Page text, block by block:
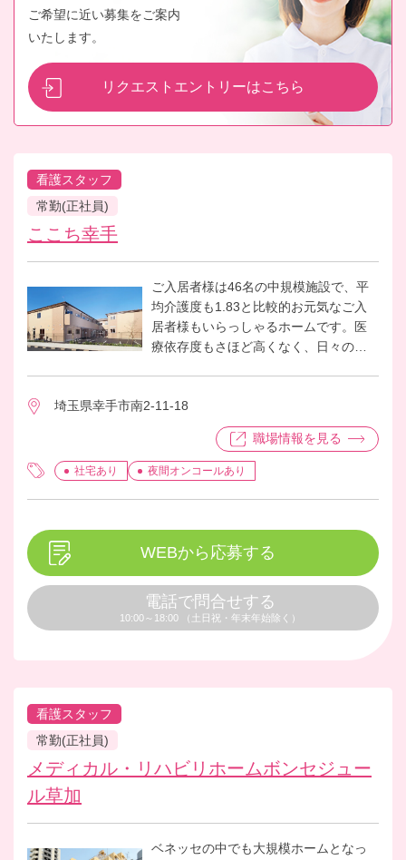
ご希望に近い募集をご案内
いたします。
リクエストエントリーはこちら
看護スタッフ
常勤(正社員)
ここち幸手
ご入居者様は46名の中規模施設で、平
均介護度も1.83と比較的お元気なご入
居者様もいらっしゃるホームです。医
療依存度もさほど高くなく、日々の健
ております。 働くスタッフ同士の仲も
良く、昨年度の退職率は0%で働きやす
い環境です。
埼玉県幸手市南2-11-18
職場情報を見る
社宅あり 夜間オンコールあり
WEBから応募する
電話で問合せする
10:00～18:00 （土日祝・年末年始除く）
看護スタッフ
常勤(正社員)
メディカル・リハビリホームボンセジュー
ル草加
ベネッセの中でも大規模ホームとなっ